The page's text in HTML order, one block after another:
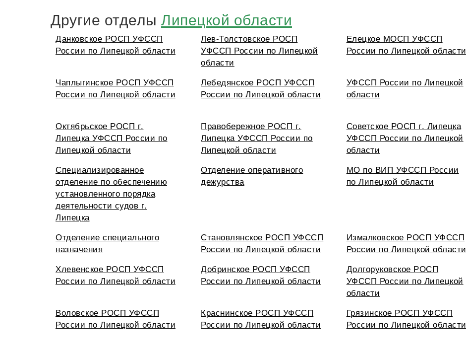
Другие отделы Липецкой области
Данковское РОСП УФССП
России по Липецкой области
Лев-Толстовское РОСП
УФССП России по Липецкой
области
Елецкое МОСП УФССП
России по Липецкой области
Чаплыгинское РОСП УФССП
России по Липецкой области
Лебедянское РОСП УФССП
России по Липецкой области
УФССП России по Липецкой
области
Октябрьское РОСП г.
Липецка УФССП России по
Липецкой области
Правобережное РОСП г.
Липецка УФССП России по
Липецкой области
Советское РОСП г. Липецка
УФССП России по Липецкой
области
Специализированное
отделение по обеспечению
установленного порядка
деятельности судов г.
Липецка
Отделение оперативного
дежурства
МО по ВИП УФССП России
по Липецкой области
Отделение специального
назначения
Становлянское РОСП УФССП
России по Липецкой области
Измалковское РОСП УФССП
России по Липецкой области
Хлевенское РОСП УФССП
России по Липецкой области
Добринское РОСП УФССП
России по Липецкой области
Долгоруковское РОСП
УФССП России по Липецкой
области
Воловское РОСП УФССП
России по Липецкой области
Краснинское РОСП УФССП
России по Липецкой области
Грязинское РОСП УФССП
России по Липецкой области